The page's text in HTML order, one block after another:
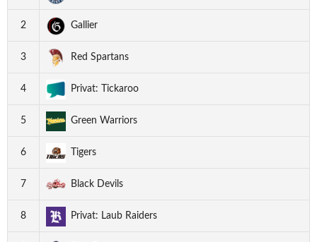
2 Gallier
3 Red Spartans
4 Privat: Tickaroo
5 Green Warriors
6 Tigers
7 Black Devils
8 Privat: Laub Raiders